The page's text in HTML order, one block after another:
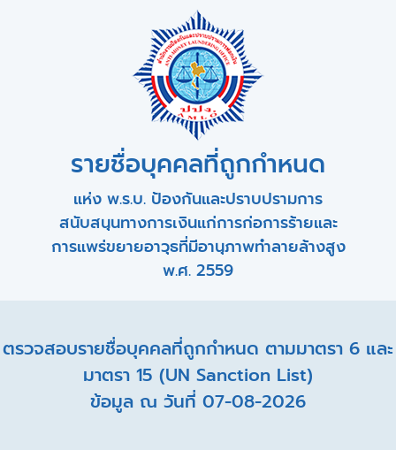
รายชื่อบุคคลที่ถูกกำหนด
แห่ง พ.ร.บ. ป้องกันและปราบปรามการ
สนับสนุนทางการเงินแก่การก่อการร้ายและ
การแพร่ขยายอาวุธที่มีอานุภาพทำลายล้างสูง
พ.ศ. 2559
ตรวจสอบรายชื่อบุคคลที่ถูกกำหนด ตามมาตรา 6 และ
มาตรา 15 (UN Sanction List)
ข้อมูล ณ วันที่ 07-08-2026